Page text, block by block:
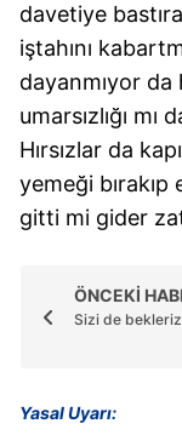
davetiye
iştahını
dayanmıyor da
umarsızlığı mı
Hırsızlar da
yemeği
gitti mi gider
ÖNCEKİ
Sizi de
Yasal Uyarı: